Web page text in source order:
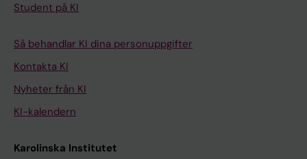
Student på KI
Så behandlar KI dina personuppgifter
Kontakta KI
Nyheter från KI
KI-kalendern
Karolinska Institutet